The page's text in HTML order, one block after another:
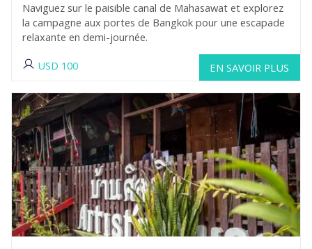
Naviguez sur le paisible canal de Mahasawat et explorez
la campagne aux portes de Bangkok pour une escapade
relaxante en demi-journée.
USD 100 EN SAVOIR PLUS